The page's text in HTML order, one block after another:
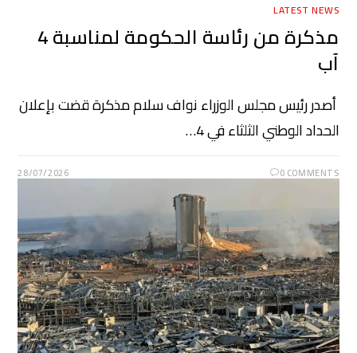
LATEST NEWS
مذكرة من رئاسة الحكومة لمناسبة 4
آب
أصدر رئيس مجلس الوزراء نواف سلام مذكرة قضت بإعلان
الحداد الوطني الثلثاء في 4…
0 COMMENTS
28/07/2026